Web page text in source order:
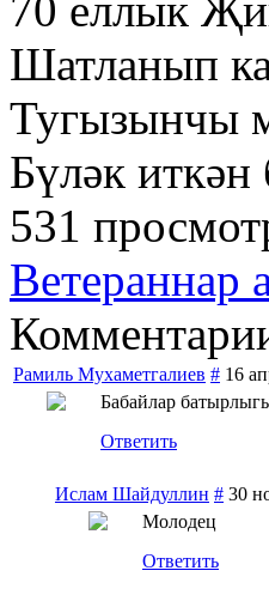
Шатланып
Тугызынчы
Бүләк иткән
531
Ветераннар
Рамиль Мухаметгалиев # 16
Бабайлар
Ответить
Ислам Шайдуллин # 30
Молодец
Ответить